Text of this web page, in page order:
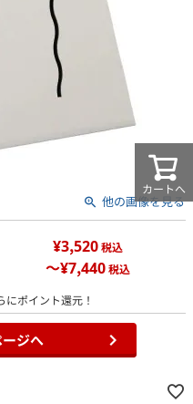
他の画像を見る
¥3,520 税込
～¥7,440 税込
ポイント還元！
ジへ
カートへ